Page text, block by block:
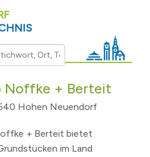
& BILDUNG
WIRTSCHAFT
Noffke + Berteit
Hohen Neuendorf
+ Berteit bietet
im Land